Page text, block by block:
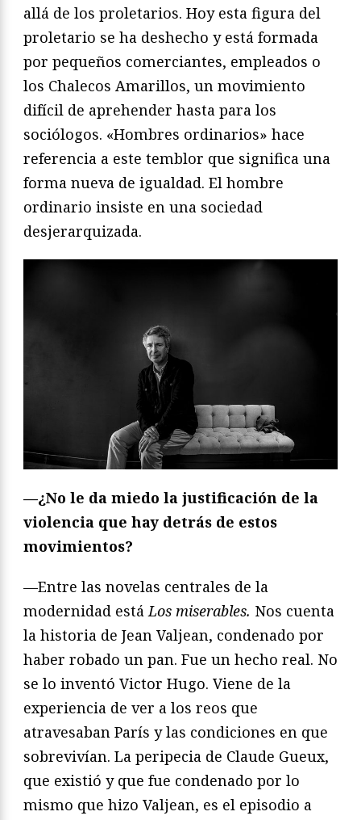
allá de los proletarios. Hoy esta figura del
proletario se ha deshecho y está formada
por pequeños comerciantes, empleados o
los Chalecos Amarillos, un movimiento
difícil de aprehender hasta para los
sociólogos. «Hombres ordinarios» hace
referencia a este temblor que significa una
forma nueva de igualdad. El hombre
ordinario insiste en una sociedad
desjerarquizada.
—¿No le da miedo la justificación de la
violencia que hay detrás de estos
movimientos?
—Entre las novelas centrales de la
modernidad estáLos miserables. Nos cuenta
la historia de Jean Valjean, condenado por
haber robado un pan. Fue un hecho real. No
se lo inventó Victor Hugo. Viene de la
experiencia de ver a los reos que
atravesaban París y las condiciones en que
sobrevivían. La peripecia de Claude Gueux,
que existió y que fue condenado por lo
mismo que hizo Valjean, es el episodio a